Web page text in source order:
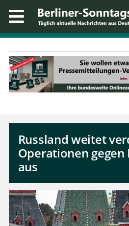
Russland weitet
Operationen gegen
aus